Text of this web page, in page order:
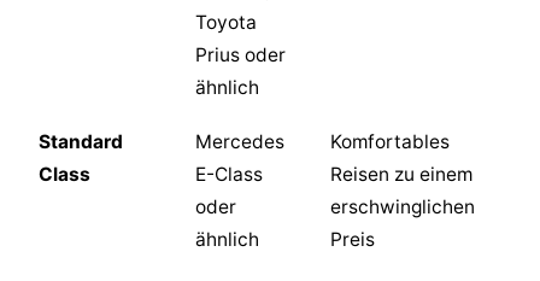
Toyota
Prius oder
ähnlich
Standard
Class
Mercedes
E-Class
oder
ähnlich
Komfortables
Reisen zu einem
erschwinglichen
Preis